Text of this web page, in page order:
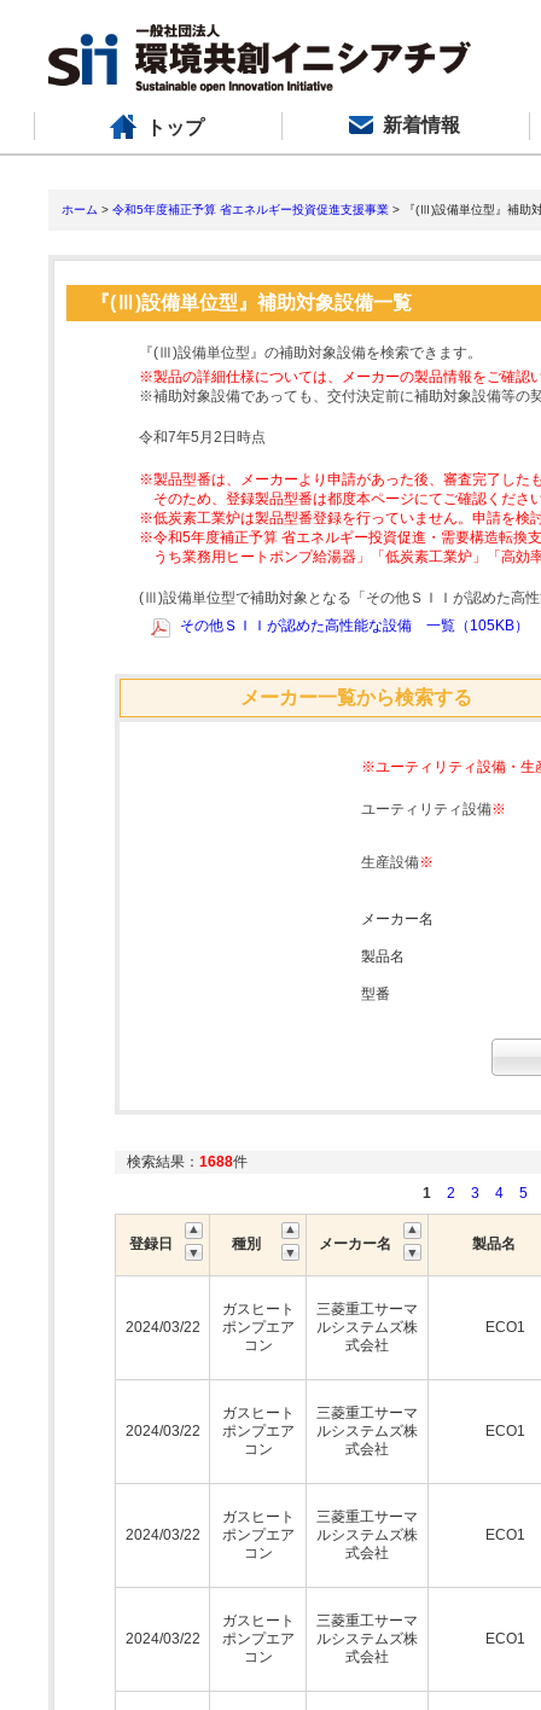
トップ 新着情報
ホーム > 令和5年度補正予算 省エネルギー投資促進支援事業 > 『(Ⅲ)設備単位型』補助
『(Ⅲ)設備単位型』補助対象設備一覧
『(Ⅲ)設備単位型』の補助対象設備を検索できます。
※製品の詳細仕様については、メーカーの製品情報をご確認
※補助対象設備であっても、交付決定前に補助対象設備等の
令和7年5月2日時点
※製品型番は、メーカーより申請があった後、審査完了した
そのため、登録製品型番は都度本ページにてご確認くださ
※低炭素工業炉は製品型番登録を行っていません。申請を検
※令和5年度補正予算 省エネルギー投資促進・需要構造転換
うち業務用ヒートポンプ給湯器」「低炭素工業炉」「高
(Ⅲ)設備単位型で補助対象となる「その他ＳＩＩが認めた高
その他ＳＩＩが認めた高性能な設備 一覧（105KB）
メーカー一覧から検索する
※ユーティリティ設備・生
ユーティリティ設備※
生産設備※
メーカー名
製品名
型番
検索結果： 1688件
1
2 3 4 5
登録日 種別 メーカー名 製品名
2024/03/22
ガスヒート
ポンプエア
コン
三菱重工サーマ
ルシステムズ株
式会社
ECO1
2024/03/22
ガスヒート
ポンプエア
コン
三菱重工サーマ
ルシステムズ株
式会社
ECO1
2024/03/22
ガスヒート
ポンプエア
コン
三菱重工サーマ
ルシステムズ株
式会社
ECO1
2024/03/22
ガスヒート
ポンプエア
コン
三菱重工サーマ
ルシステムズ株
式会社
ECO1